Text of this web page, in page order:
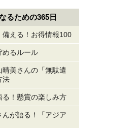
るための365日
備える！お得情報100
めるルール
美さんの「無駄遣
法
！懸賞の楽しみ方
が語る！「アジア